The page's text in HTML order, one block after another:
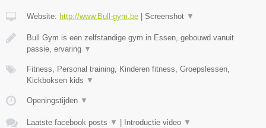
Website: http://www.Bull-gym.be Screenshot ▼
Bull Gym is een zelfstandige gym in Essen, gebouwd vanuit
passie, ervaring ▼
Fitness, Personal training, Kinderen fitness, Groepslessen,
Kickboksen kids ▼
Openingstijden ▼
Laatste facebook posts ▼ Introductie video ▼